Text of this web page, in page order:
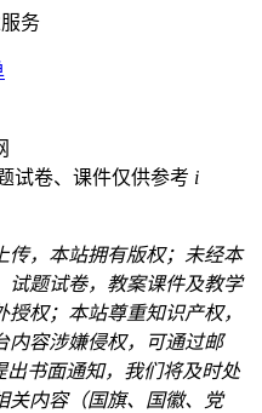
务
试卷、课件仅供参考 i
传，本站拥有版权；未经本
试题试卷，教案课件及教学
权；本站尊重知识产权，
内容涉嫌侵权，可通过邮
出书面通知，我们将及时处
关内容（国旗、国徽、党